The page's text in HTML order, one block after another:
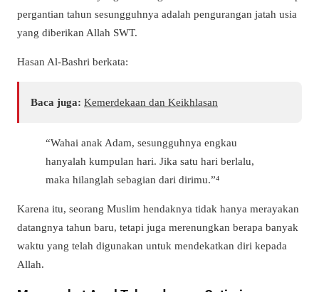
pergantian tahun sesungguhnya adalah pengurangan jatah usia
yang diberikan Allah SWT.
Hasan Al-Bashri berkata:
Baca juga: Kemerdekaan dan Keikhlasan
“Wahai anak Adam, sesungguhnya engkau
hanyalah kumpulan hari. Jika satu hari berlalu,
maka hilanglah sebagian dari dirimu.”⁴
Karena itu, seorang Muslim hendaknya tidak hanya merayakan
datangnya tahun baru, tetapi juga merenungkan berapa banyak
waktu yang telah digunakan untuk mendekatkan diri kepada
Allah.